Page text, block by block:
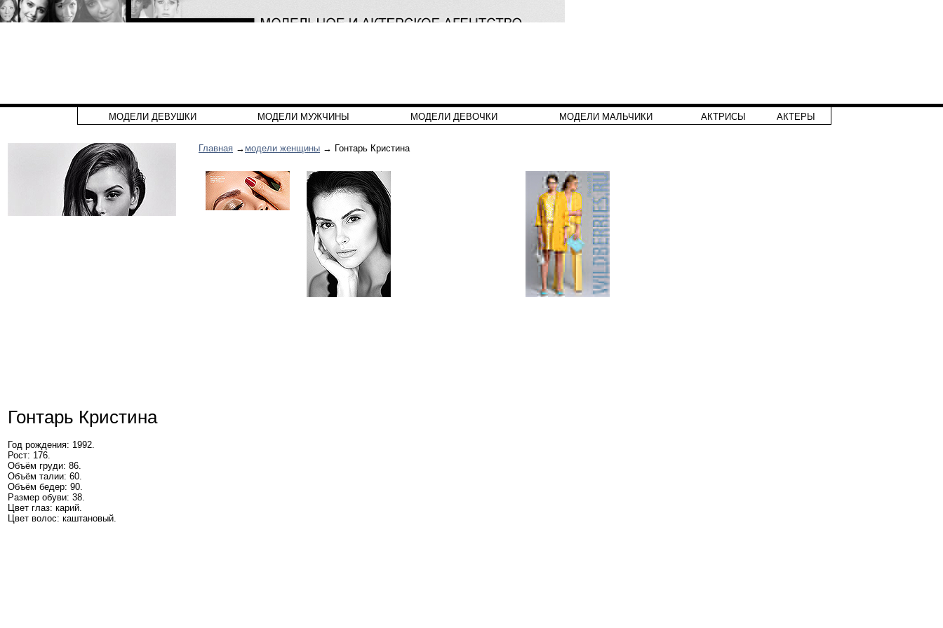
МОДЕЛИ ДЕВУШКИ МОДЕЛИ МУЖЧИНЫ МОДЕЛИ ДЕВОЧКИ МОДЕЛИ МАЛЬЧИКИ АКТРИСЫ АКТЕРЫ
Гонтарь Кристина
Год рождения: 1992.
Рост: 176.
Объём груди: 86.
Объём талии: 60.
Объём бедер: 90.
Размер обуви: 38.
Цвет глаз: карий.
Цвет волос: каштановый.
Главная → модели женщины → Гонтарь Кристина